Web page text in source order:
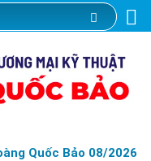
Quốc Bảo 08/2026